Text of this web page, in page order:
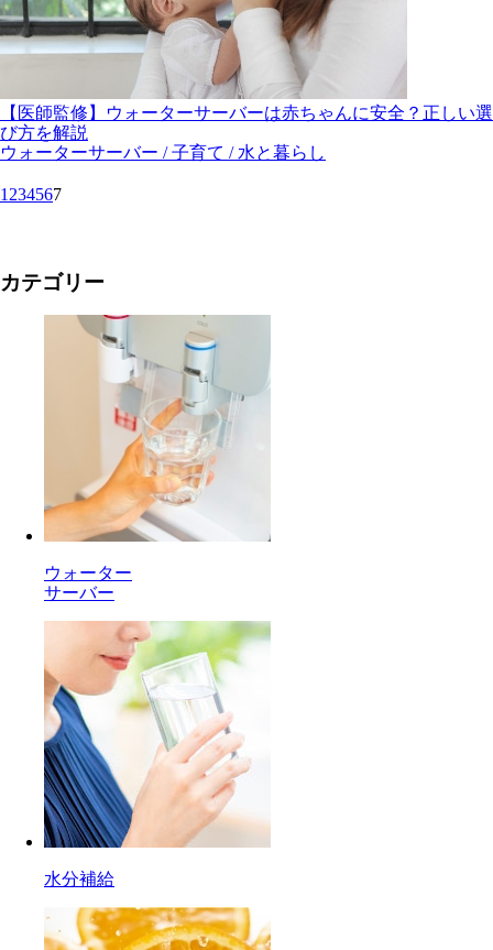
【医師監修】ウォーターサーバーは赤ちゃんに安全？正しい選
び方を解説
ウォーターサーバー / 子育て / 水と暮らし
1 234567
カテゴリー
ウォーター
サーバー
水分補給